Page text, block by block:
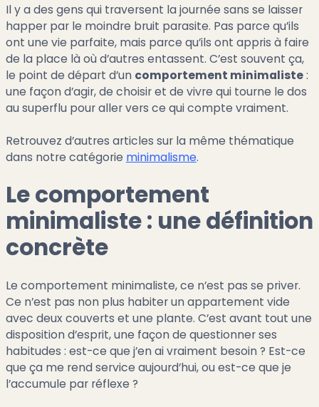
Il y a des gens qui traversent la journée sans se laisser
happer par le moindre bruit parasite. Pas parce qu’ils
ont une vie parfaite, mais parce qu’ils ont appris à faire
de la place là où d’autres entassent. C’est souvent ça,
le point de départ d’un comportement minimaliste:
une façon d’agir, de choisir et de vivre qui tourne le dos
au superflu pour aller vers ce qui compte vraiment.
Retrouvez d’autres articles sur la même thématique
dans notre catégorie minimalisme.
Le comportement
minimaliste : une définition
concrète
Le comportement minimaliste, ce n’est pas se priver.
Ce n’est pas non plus habiter un appartement vide
avec deux couverts et une plante. C’est avant tout une
disposition d’esprit, une façon de questionner ses
habitudes : est-ce que j’en ai vraiment besoin ? Est-ce
que ça me rend service aujourd’hui, ou est-ce que je
l’accumule par réflexe ?